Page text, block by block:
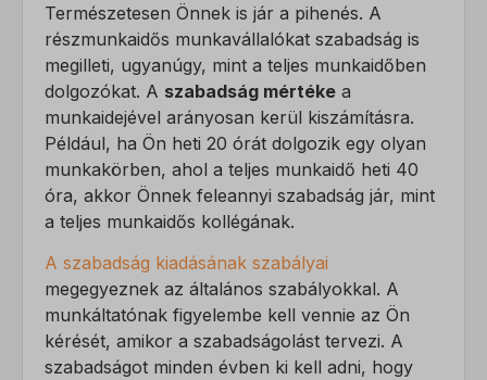
Természetesen Önnek is jár a pihenés. A
részmunkaidős munkavállalókat szabadság is
megilleti, ugyanúgy, mint a teljes munkaidőben
dolgozókat. A szabadság mértéke a
munkaidejével arányosan kerül kiszámításra.
Például, ha Ön heti 20 órát dolgozik egy olyan
munkakörben, ahol a teljes munkaidő heti 40
óra, akkor Önnek feleannyi szabadság jár, mint
a teljes munkaidős kollégának.
A szabadság kiadásának szabályai
megegyeznek az általános szabályokkal. A
munkáltatónak figyelembe kell vennie az Ön
kérését, amikor a szabadságolást tervezi. A
szabadságot minden évben ki kell adni, hogy